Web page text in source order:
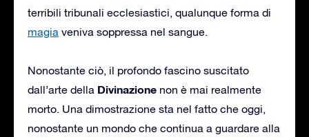
terribili tribunali ecclesiastici, qualunque forma di
magia veniva soppressa nel sangue.
Nonostante ciò, il profondo fascino suscitato
dall’arte della Divinazione non è mai realmente
morto. Una dimostrazione sta nel fatto che oggi,
nonostante un mondo che continua a guardare alla